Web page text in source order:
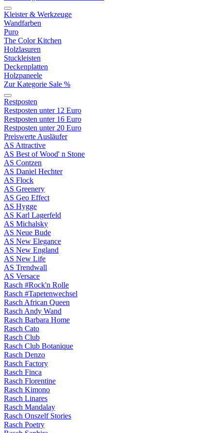
Kleister & Werkzeuge
Wandfarben
Puro
The Color Kitchen
Holzlasuren
Stuckleisten
Deckenplatten
Holzpaneele
Zur Kategorie Sale %
Restposten
Restposten unter 12 Euro
Restposten unter 16 Euro
Restposten unter 20 Euro
Preiswerte Ausläufer
AS Attractive
AS Best of Wood' n Stone
AS Contzen
AS Daniel Hechter
AS Flock
AS Greenery
AS Geo Effect
AS Hygge
AS Karl Lagerfeld
AS Michalsky
AS Neue Bude
AS New Elegance
AS New England
AS New Life
AS Trendwall
AS Versace
Rasch #Rock'n Rolle
Rasch #Tapetenwechsel
Rasch African Queen
Rasch Andy Wand
Rasch Barbara Home
Rasch Cato
Rasch Club
Rasch Club Botanique
Rasch Denzo
Rasch Factory
Rasch Finca
Rasch Florentine
Rasch Kimono
Rasch Linares
Rasch Mandalay
Rasch Onszelf Stories
Rasch Poetry